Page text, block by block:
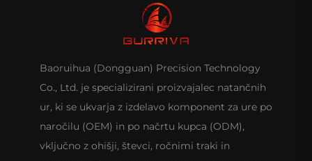
Baoruihua (Dongguan) Precision Technology
Co., Ltd. je specializirani proizvajalec natančnih
ur, ki se ukvarja z izdelavo komponent za ure po
naročilu (OEM) in po načrtu kupca (ODM),
vključno z ohišji, števci, ročnimi traki in